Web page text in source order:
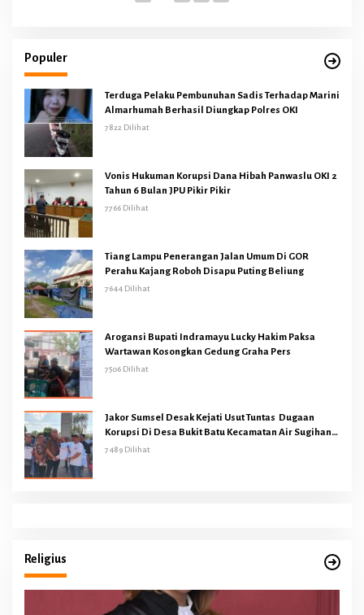
Populer
Terduga Pelaku Pembunuhan Sadis Terhadap Marini
Almarhumah Berhasil Diungkap Polres OKI
7822 Dilihat
Vonis Hukuman Korupsi Dana Hibah Panwaslu OKI 2
Tahun 6 Bulan JPU Pikir Pikir
7766 Dilihat
Tiang Lampu Penerangan Jalan Umum Di GOR
Perahu Kajang Roboh Disapu Puting Beliung
7644 Dilihat
Arogansi Bupati Indramayu Lucky Hakim Paksa
Wartawan Kosongkan Gedung Graha Pers
7506 Dilihat
Jakor Sumsel Desak Kejati Usut Tuntas Dugaan
Korupsi Di Desa Bukit Batu Kecamatan Air Sugihan
OKI
7489 Dilihat
Religius